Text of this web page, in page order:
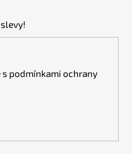
s podmínkami ochrany